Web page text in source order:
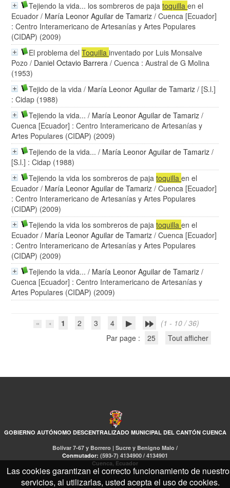
Tejiendo la vida... los sombreros de pajatoquillaen el
Ecuador / María Leonor Aguilar de Tamariz / Cuenca [Ecuador]
: Centro Interamericano de Artesanías y Artes Populares
(CIDAP) (2009)
El problema delToquillainventado por Luis Monsalve
Pozo / Daniel Octavio Barrera / Cuenca : Austral de G Molina
(1953)
Tejido de la vida / María Leonor Aguilar de Tamariz / [S.l.]
: Cidap (1988)
Tejiendo la vida... / María Leonor Aguilar de Tamariz /
Cuenca [Ecuador] : Centro Interamericano de Artesanías y
Artes Populares (CIDAP) (2009)
Tejiendo de la vida... / María Leonor Aguilar de Tamariz /
[S.l.] : Cidap (1988)
Tejiendo la vida los sombreros de pajatoquillaen el
Ecuador / María Leonor Aguilar de Tamariz / Cuenca [Ecuador]
: Centro Interamericano de Artesanías y Artes Populares
(CIDAP) (2009)
Tejiendo la vida los sombreros de pajatoquillaen el
Ecuador / María Leonor Aguilar de Tamariz / Cuenca [Ecuador]
: Centro Interamericano de Artesanías y Artes Populares
(CIDAP) (2009)
Tejiendo la vida... / María Leonor Aguilar de Tamariz /
Cuenca [Ecuador] : Centro Interamericano de Artesanías y
Artes Populares (CIDAP) (2009)
1 2 3 4
(1 - 10 / 36)
Par page :
25 Tout afficher
GOBIERNO AUTÓNOMO DESCENTRALIZADO MUNICIPAL DEL CANTÓN CUENCA
Bolívar 7-67 y Borrero | Sucre y Benigno Malo /
Conmutador: (593-7) 4134900 / 4134901
Cuenca, Ecuador
Las cookies garantizan el correcto funcionamiento de
servicios, al utilizarlas, usted acepta el uso de cookies.